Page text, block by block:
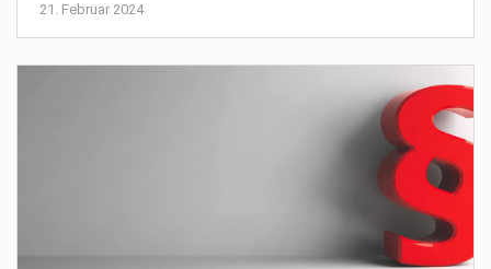
21. Februar 2024